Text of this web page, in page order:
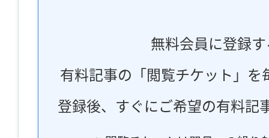
無料会員に登録
有料記事の「閲覧チケット」
登録後、すぐにご希望の有料記